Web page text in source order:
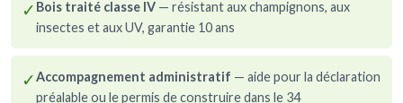
✓ Bois traité classe IV — résistant aux champignons, aux
insectes et aux UV, garantie 10 ans
✓Accompagnement administratif — aide pour la déclaration
préalable ou le permis de construire dans le 34